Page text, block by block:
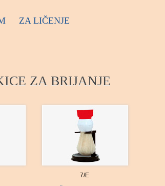
ZA LIČENJE
ZA BRIJANJE
7/E